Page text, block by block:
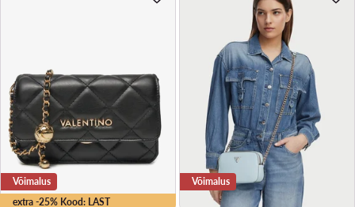
extra -25% Kood: LAST
Võimalus Võimalus